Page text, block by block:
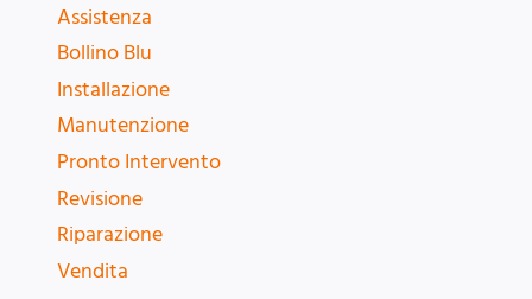
Assistenza
Bollino Blu
Installazione
Manutenzione
Pronto Intervento
Revisione
Riparazione
Vendita